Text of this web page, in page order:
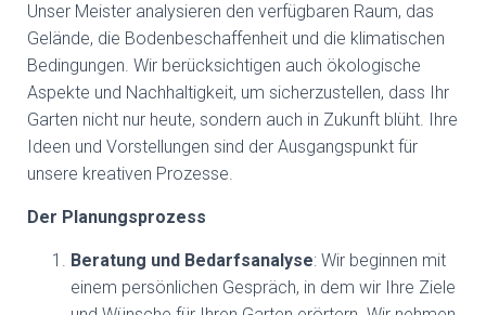
Unser Meister analysieren den verfügbaren Raum, das
Gelände, die Bodenbeschaffenheit und die klimatischen
Bedingungen. Wir berücksichtigen auch ökologische
Aspekte und Nachhaltigkeit, um sicherzustellen, dass Ihr
Garten nicht nur heute, sondern auch in Zukunft blüht. Ihre
Ideen und Vorstellungen sind der Ausgangspunkt für
unsere kreativen Prozesse.
Der Planungsprozess
Beratung und Bedarfsanalyse: Wir beginnen mit
einem persönlichen Gespräch, in dem wir Ihre Ziele